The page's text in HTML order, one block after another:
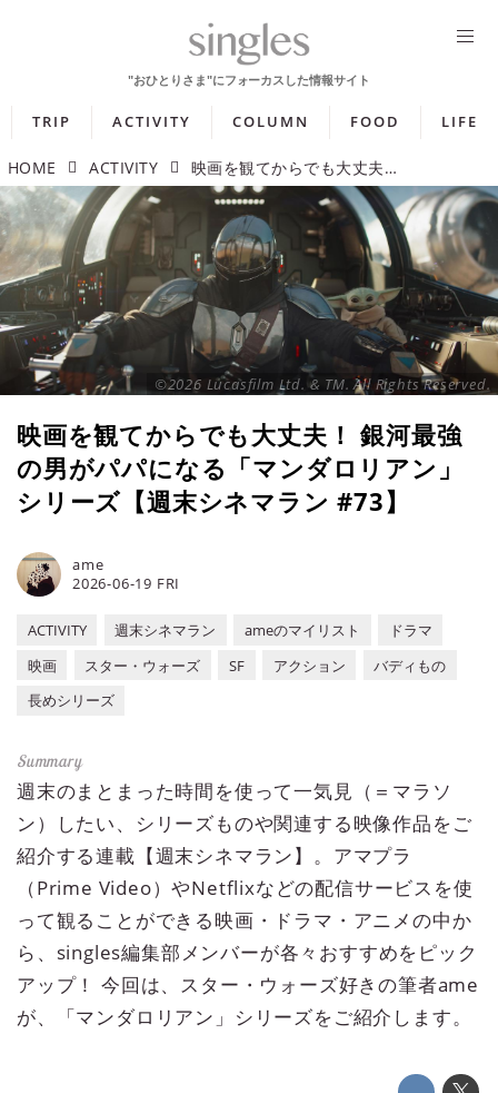
TRIP ACTIVITY COLUMN FOOD LIFE
HOME ACTIVITY 映画を観てからでも大丈夫！ 銀河最強の男がパパになる「マンダロリアン」シリーズ【週末シネマラン #73】
©2026 Lucasfilm Ltd. & TM. All Rights Reserved.
映画を観てからでも大丈夫！ 銀河最強
の男がパパになる「マンダロリアン」
シリーズ【週末シネマラン #73】
2026-06-19 FRI
ame
ACTIVITY 週末シネマラン ameのマイリスト
ドラマ
映画
スター・ウォーズ SF アクション
バディもの
長めシリーズ
週末のまとまった時間を使って一気見（＝マラソ
ン）したい、シリーズものや関連する映像作品をご
紹介する連載【週末シネマラン】。アマプラ
（Prime Video）やNetflixなどの配信サービスを使
って観ることができる映画・ドラマ・アニメの中か
ら、singles編集部メンバーが各々おすすめをピック
アップ！ 今回は、スター・ウォーズ好きの筆者ame
が、「マンダロリアン」シリーズをご紹介します。